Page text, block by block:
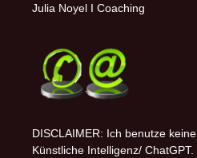
Julia Noyel I Coaching
DISCLAIMER: Ich benutze keine
Künstliche Intelligenz/ ChatGPT.